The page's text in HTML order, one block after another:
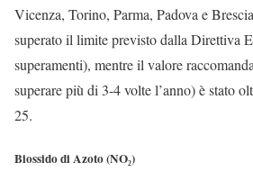
Vicenza, Torino, Parma, Padova e
superato il limite previsto dalla Direttiva
superamenti), mentre il valore
superare più di 3-4 volte l’anno) è stato
25.
Biossido di Azoto (NO₂)